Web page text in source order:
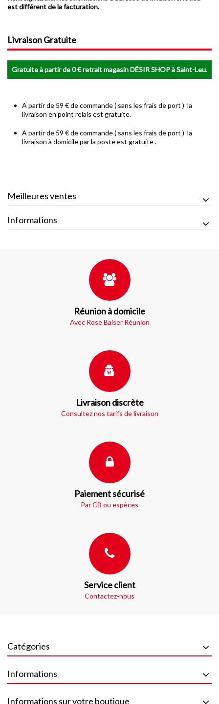
est différent de la facturation.
Livraison Gratuite
Gratuite à partir de 0 € retrait magasin DÉSIR SHOP à Saint-Leu.
A partir de 59 € de commande ( sans les frais de port ) la
livraison en point relais est gratuite.
A partir de 59 € de commande ( sans les frais de port ) la
livraison à domicile par la poste est gratuite .
Meilleures ventes
Informations
Réunion à domicile
Avec Rose Baiser Réunion
Livraison discrète
Consultez nos tarifs de livraison
Paiement sécurisé
Par CB ou espèces
Service client
Contactez-nous
Catégories
Informations
Informations sur votre boutique